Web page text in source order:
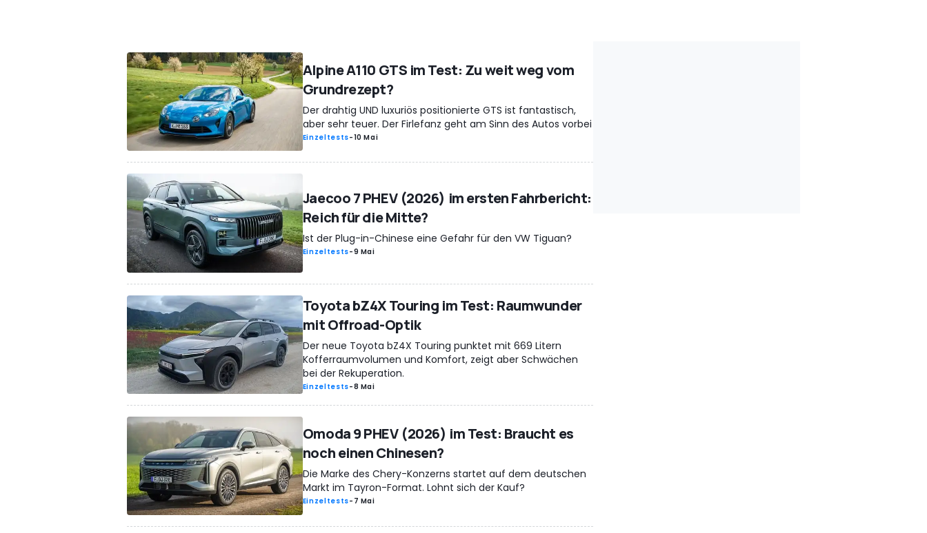
Alpine A110 GTS im Test: Zu weit weg vom
Grundrezept?
Der drahtig UND luxuriös positionierte GTS ist fantastisch,
aber sehr teuer. Der Firlefanz geht am Sinn des Autos vorbei
Einzeltests-10 Mai
Jaecoo 7 PHEV (2026) im ersten Fahrbericht:
Reich für die Mitte?
Ist der Plug-in-Chinese eine Gefahr für den VW Tiguan?
Einzeltests-9 Mai
Toyota bZ4X Touring im Test: Raumwunder
mit Offroad-Optik
Der neue Toyota bZ4X Touring punktet mit 669 Litern
Kofferraumvolumen und Komfort, zeigt aber Schwächen
bei der Rekuperation.
Einzeltests-8 Mai
Omoda 9 PHEV (2026) im Test: Braucht es
noch einen Chinesen?
Die Marke des Chery-Konzerns startet auf dem deutschen
Markt im Tayron-Format. Lohnt sich der Kauf?
Einzeltests- 7 Mai